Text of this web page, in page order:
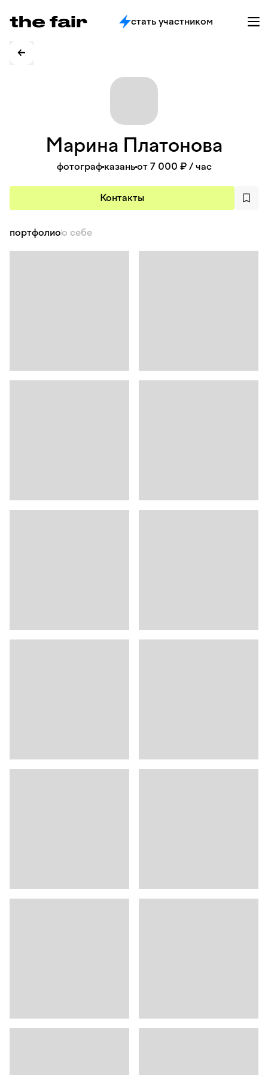
стать участником
Марина Платонова
фотографказаньот 7 000 ₽/ час
Контакты
портфолиоо себе